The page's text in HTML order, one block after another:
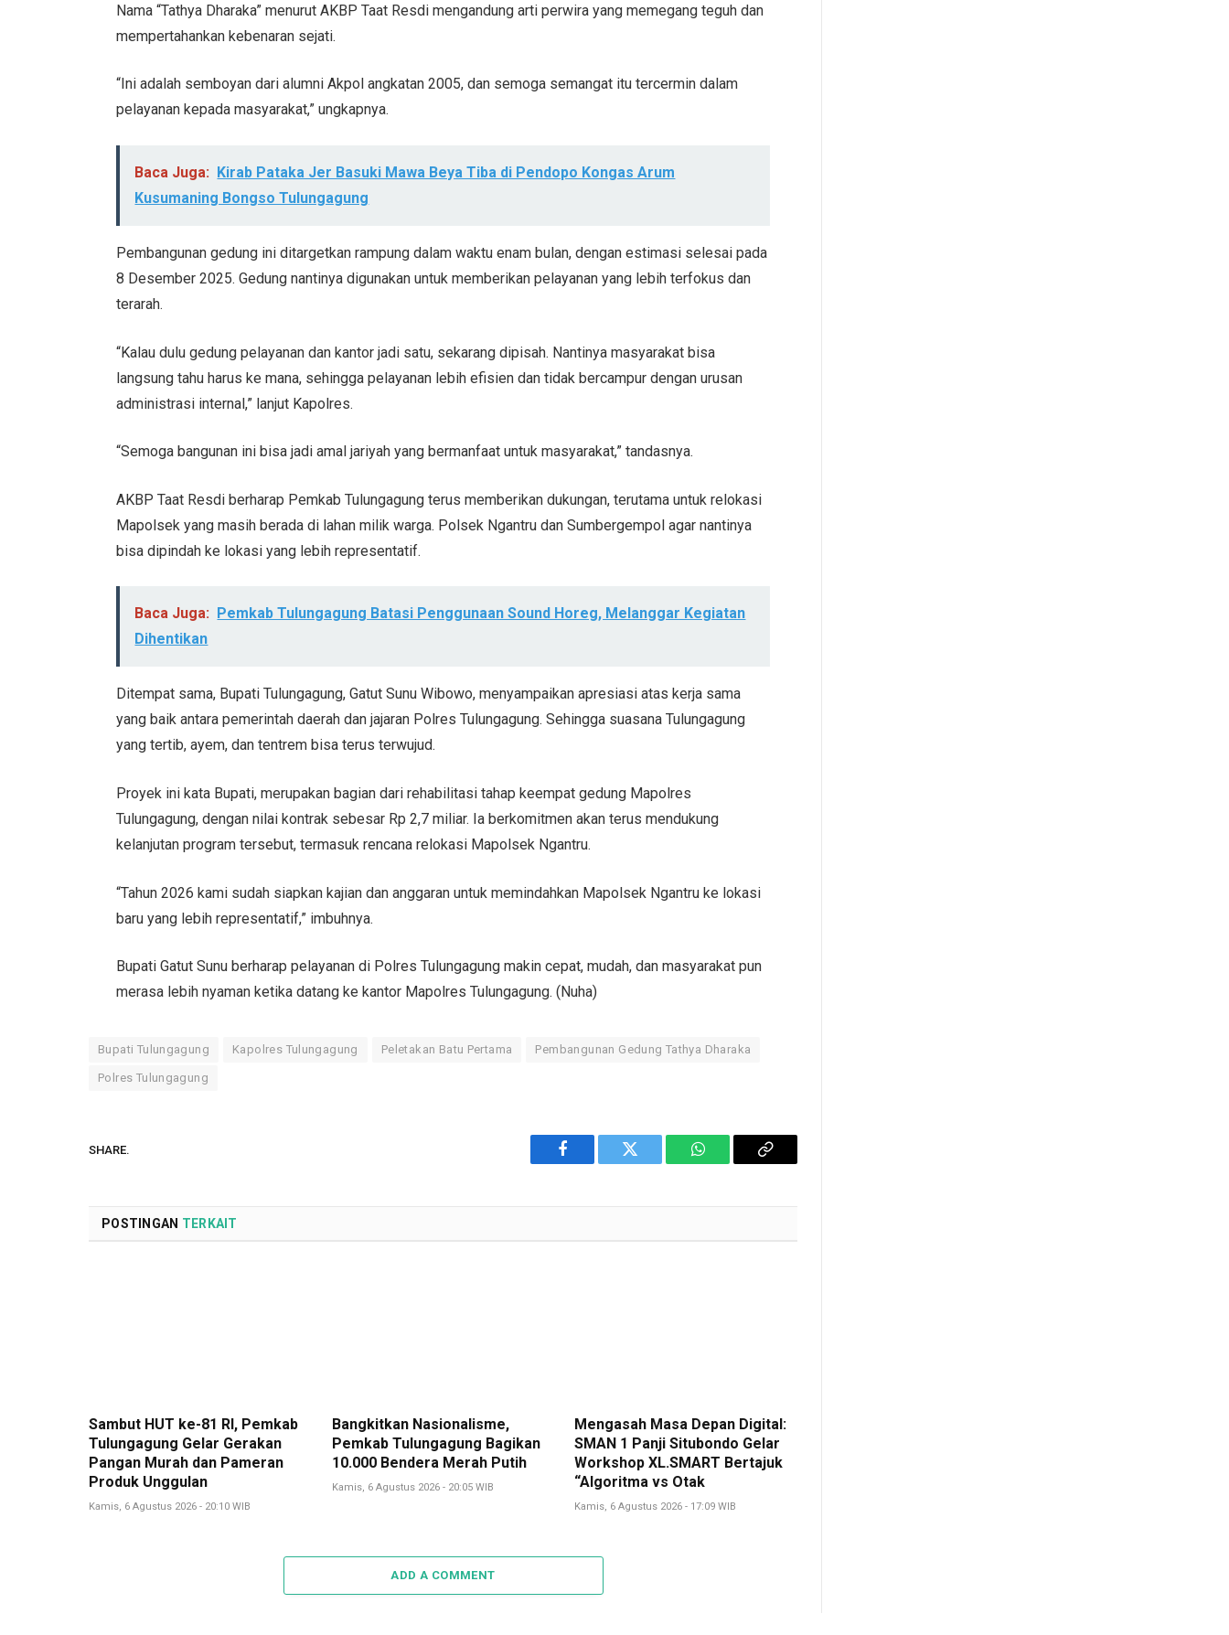
Nama “Tathya Dharaka” menurut AKBP Taat Resdi mengandung arti perwira yang memegang teguh dan
mempertahankan kebenaran sejati.
“Ini adalah semboyan dari alumni Akpol angkatan 2005, dan semoga semangat itu tercermin dalam
pelayanan kepada masyarakat,” ungkapnya.
Baca Juga: Kirab Pataka Jer Basuki Mawa Beya Tiba di Pendopo Kongas Arum
Kusumaning Bongso Tulungagung
Pembangunan gedung ini ditargetkan rampung dalam waktu enam bulan, dengan estimasi selesai pada
8 Desember 2025. Gedung nantinya digunakan untuk memberikan pelayanan yang lebih terfokus dan
terarah.
“Kalau dulu gedung pelayanan dan kantor jadi satu, sekarang dipisah. Nantinya masyarakat bisa
langsung tahu harus ke mana, sehingga pelayanan lebih efisien dan tidak bercampur dengan urusan
administrasi internal,” lanjut Kapolres.
“Semoga bangunan ini bisa jadi amal jariyah yang bermanfaat untuk masyarakat,” tandasnya.
AKBP Taat Resdi berharap Pemkab Tulungagung terus memberikan dukungan, terutama untuk relokasi
Mapolsek yang masih berada di lahan milik warga. Polsek Ngantru dan Sumbergempol agar nantinya
bisa dipindah ke lokasi yang lebih representatif.
Baca Juga:
Pemkab Tulungagung Batasi Penggunaan Sound Horeg, Melanggar Kegiatan
Dihentikan
Ditempat sama, Bupati Tulungagung, Gatut Sunu Wibowo, menyampaikan apresiasi atas kerja sama
yang baik antara pemerintah daerah dan jajaran Polres Tulungagung. Sehingga suasana Tulungagung
yang tertib, ayem, dan tentrem bisa terus terwujud.
Proyek ini kata Bupati, merupakan bagian dari rehabilitasi tahap keempat gedung Mapolres
Tulungagung, dengan nilai kontrak sebesar Rp 2,7 miliar. Ia berkomitmen akan terus mendukung
kelanjutan program tersebut, termasuk rencana relokasi Mapolsek Ngantru.
“Tahun 2026 kami sudah siapkan kajian dan anggaran untuk memindahkan Mapolsek Ngantru ke lokasi
baru yang lebih representatif,” imbuhnya.
Bupati Gatut Sunu berharap pelayanan di Polres Tulungagung makin cepat, mudah, dan masyarakat pun
merasa lebih nyaman ketika datang ke kantor Mapolres Tulungagung. (Nuha)
Bupati Tulungagung Kapolres Tulungagung Peletakan Batu Pertama Pembangunan Gedung Tathya Dharaka
Polres Tulungagung
SHARE.
Facebook Twitter WhatsAppCopy
POSTINGAN TERKAIT
Sambut HUT ke-81 RI, Pemkab
Tulungagung Gelar Gerakan
Pangan Murah dan Pameran
Produk Unggulan
Kamis, 6 Agustus 2026 - 20:10 WIB
Bangkitkan Nasionalisme,
Pemkab Tulungagung Bagikan
10.000 Bendera Merah Putih
Kamis, 6 Agustus 2026 - 20:05 WIB
Mengasah Masa Depan Digital:
SMAN 1 Panji Situbondo Gelar
Workshop XL.SMART Bertajuk
“Algoritma vs Otak
Kamis, 6 Agustus 2026 - 17:09 WIB
ADD A COMMENT